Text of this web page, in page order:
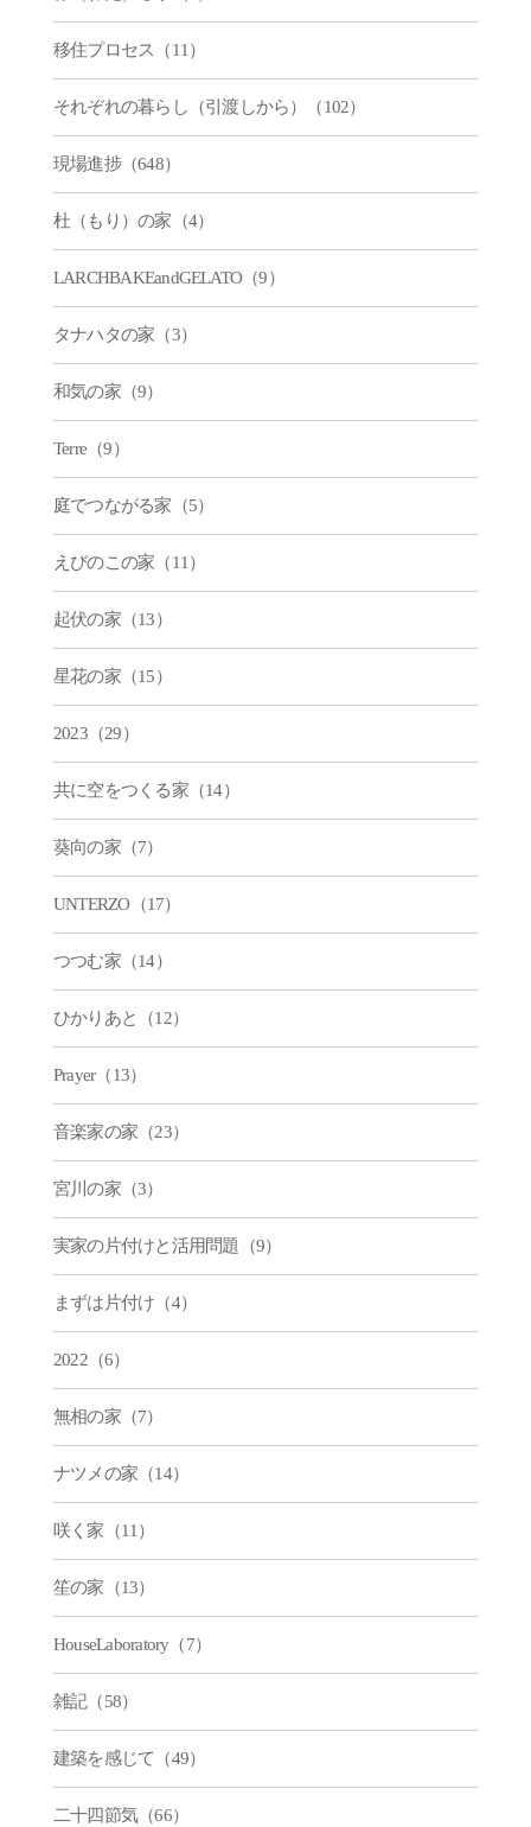
移住プロセス（11）
それぞれの暮らし（引渡しから）（102）
現場進捗（648）
杜（もり）の家（4）
LARCHBAKEandGELATO（9）
タナハタの家（3）
和気の家（9）
Terre（9）
庭でつながる家（5）
えびのこの家（11）
起伏の家（13）
星花の家（15）
2023（29）
共に空をつくる家（14）
葵向の家（7）
UNTERZO（17）
つつむ家（14）
ひかりあと（12）
Prayer（13）
音楽家の家（23）
宮川の家（3）
実家の片付けと活用問題（9）
まずは片付け（4）
2022（6）
無相の家（7）
ナツメの家（14）
咲く家（11）
笙の家（13）
HouseLaboratory（7）
雑記（58）
建築を感じて（49）
二十四節気（66）